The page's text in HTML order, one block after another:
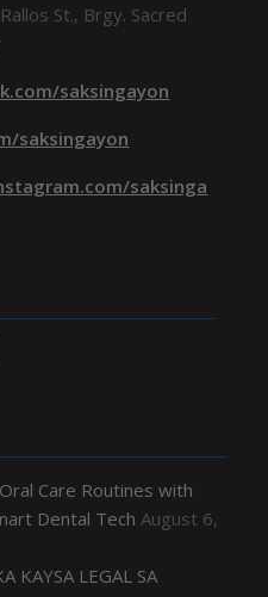
St., Brgy. Sacred
saksingayon
saksingayon
saksinga
Care Routines with
Dental Tech August 6,
KAYSA LEGAL SA